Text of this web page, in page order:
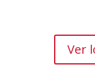
Ver